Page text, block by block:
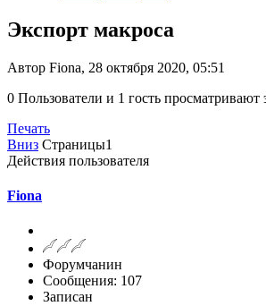
Экспорт макроса
Автор Fiona, 28 октября 2020, 05:51
0 Пользователи и 1 гость просматривают
Печать
Вниз Страницы1
Действия пользователя
Fiona
Форумчанин
Сообщения: 107
Записан